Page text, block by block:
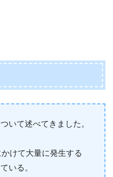
いて述べてきました。
けて大量に発生する
いる。